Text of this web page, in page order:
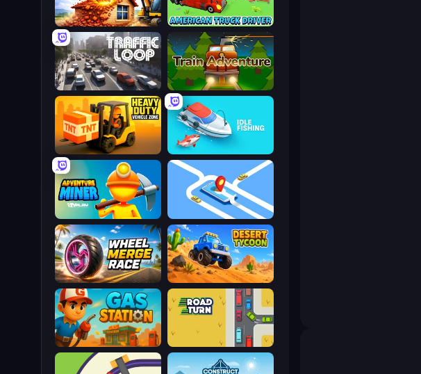
American Truck Driver
City Constructor
Train Adventure
Traffic Loop
Idle Fishing
Heavy Duty: Vehicle Zone
Drive Taxi
Adventure Miner
Desert Tycoon
Wheel Merge Race
Road Turn
Gas Station